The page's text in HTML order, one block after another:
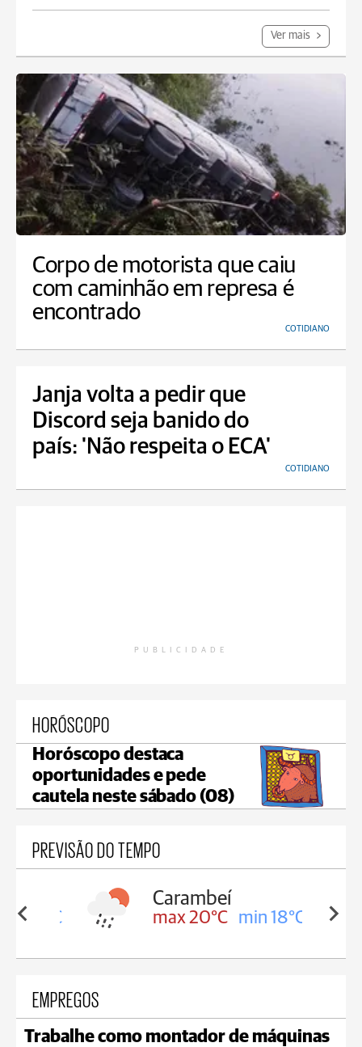
Ver mais
Corpo de motorista que caiu
com caminhão em represa é
encontrado
COTIDIANO
Janja volta a pedir que
Discord seja banido do
país: 'Não respeita o ECA'
COTIDIANO
PUBLICIDADE
HORÓSCOPO
Horóscopo destaca
oportunidades e pede
cautela neste sábado (08)
PREVISÃO DO TEMPO
18°C
Carambeí
max 20°C min 18°C
EMPREGOS
Trabalhe como montador de máquinas